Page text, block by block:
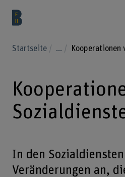
Startseite ... Kooperationen
In den
Veränderungen an,